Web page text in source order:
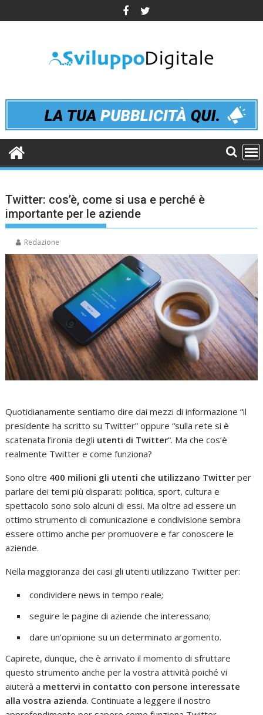
to
Twitter: cos’è, come si usa e perché è
importante per le aziende
Redazione
Quotidianamente sentiamo dire dai mezzi di informazione “il
presidente ha scritto su Twitter” oppure “sulla rete si è
scatenata l’ironia degli utenti di Twitter“. Ma che cos’è
realmente Twitter e come funziona?
Sono oltre 400 milioni gli utenti che utilizzano Twitter per
parlare dei temi più disparati: politica, sport, cultura e
spettacolo sono solo alcuni di essi. Ma oltre ad essere un
ottimo strumento di comunicazione e condivisione sembra
essere ottimo anche per promuovere e far conoscere le
aziende.
Nella maggioranza dei casi gli utenti utilizzano Twitter per:
condividere news in tempo reale;
seguire le pagine di aziende che interessano;
dare un’opinione su un determinato argomento.
Capirete, dunque, che è arrivato il momento di sfruttare
questo strumento anche per la vostra attività poiché vi
aiuterà a mettervi in contatto con persone interessate
alla vostra azienda. Continuate a leggere il nostro